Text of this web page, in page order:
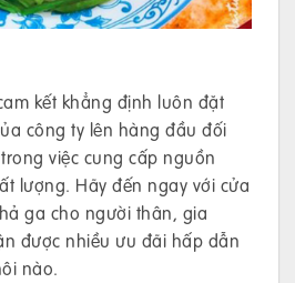
kết khẳng định luôn đặt
công ty lên hàng đầu đối
việc cung cấp nguồn
lượng. Hãy đến ngay với cửa
ga cho người thân, gia
được nhiều ưu đãi hấp dẫn
nào.